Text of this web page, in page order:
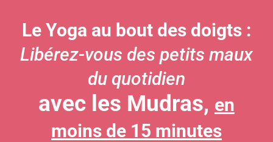
Le Yoga au bout des doigts :
Libérez-vous des petits maux
du quotidien
avec les Mudras, en
moins de 15 minutes